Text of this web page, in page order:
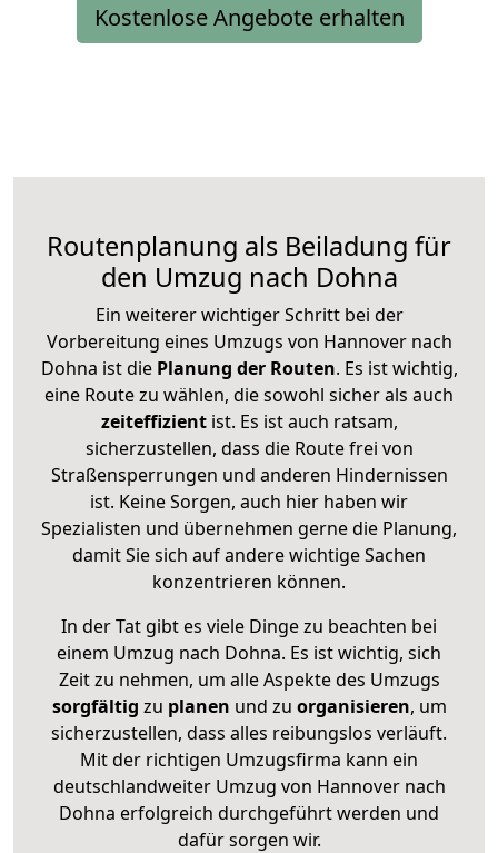
Kostenlose Angebote erhalten
Routenplanung als Beiladung für
den Umzug nach Dohna
Ein weiterer wichtiger Schritt bei der
Vorbereitung eines Umzugs von Hannover nach
Dohna ist diePlanung der Routen. Es ist wichtig,
eine Route zu wählen, die sowohl sicher als auch
zeiteffizientist. Es ist auch ratsam,
sicherzustellen, dass die Route frei von
Straßensperrungen und anderen Hindernissen
ist. Keine Sorgen, auch hier haben wir
Spezialisten und übernehmen gerne die Planung,
damit Sie sich auf andere wichtige Sachen
konzentrieren können.
In der Tat gibt es viele Dinge zu beachten bei
einem Umzug nach Dohna. Es ist wichtig, sich
Zeit zu nehmen, um alle Aspekte des Umzugs
sorgfältig zu planen und zu organisieren, um
sicherzustellen, dass alles reibungslos verläuft.
Mit der richtigen Umzugsfirma kann ein
deutschlandweiter Umzug von Hannover nach
Dohna erfolgreich durchgeführt werden und
dafür sorgen wir.